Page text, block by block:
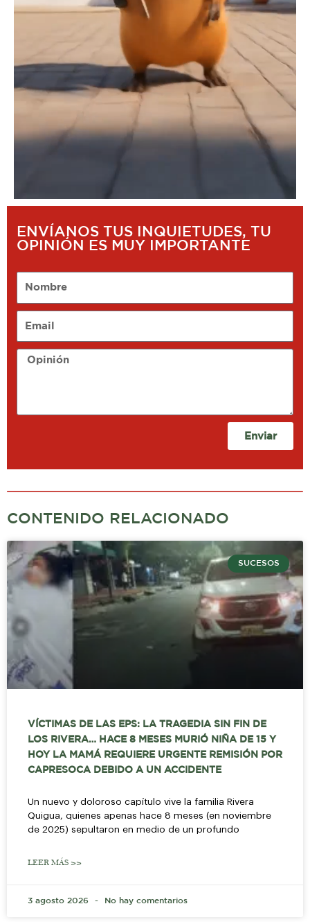
ENVÍANOS TUS INQUIETUDES, TU
OPINIÓN ES MUY IMPORTANTE
Opinión
Enviar
CONTENIDO RELACIONADO
SUCESOS
VÍCTIMAS DE LAS EPS: LA TRAGEDIA SIN FIN DE
LOS RIVERA… HACE 8 MESES MURIÓ NIÑA DE 15 Y
HOY LA MAMÁ REQUIERE URGENTE REMISIÓN POR
CAPRESOCA DEBIDO A UN ACCIDENTE
Un nuevo y doloroso capítulo vive la familia Rivera
Quigua, quienes apenas hace 8 meses (en noviembre
de 2025) sepultaron en medio de un profundo
LEER MÁS >>
3 agosto 2026 No hay comentarios